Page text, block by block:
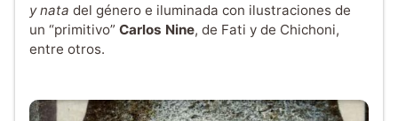
y nata del género e iluminada con ilustraciones de
un “primitivo” Carlos Nine, de Fati y de Chichoni,
entre otros.